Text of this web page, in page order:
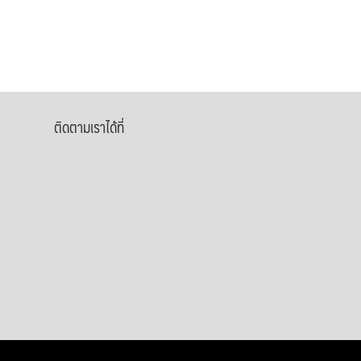
ติดตามเราได้ที่